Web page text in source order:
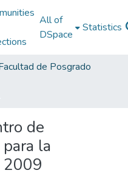
All of
DSpace
Statistics
de Posgrado
de
la
2009